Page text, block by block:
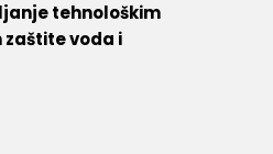
tehnološkim
voda i